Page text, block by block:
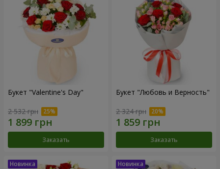
Букет "Valentine's Day"
2 532 грн
Заказать
Букет "Любовь и Верность"
2 324 грн
Заказать